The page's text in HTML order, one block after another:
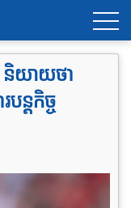
និយាយថា
ន្តកិច្ច